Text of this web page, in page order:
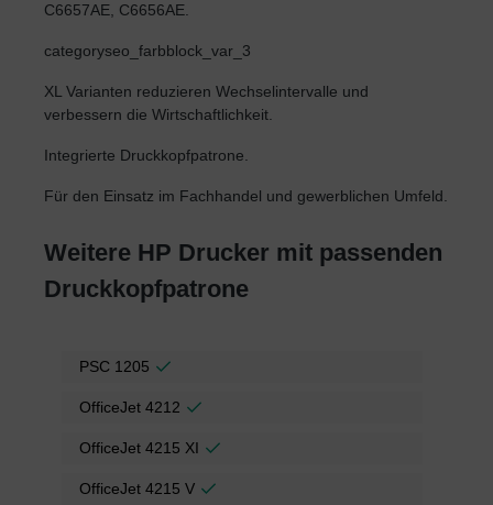
C6657AE, C6656AE.
categoryseo_farbblock_var_3
XL Varianten reduzieren Wechselintervalle und
verbessern die Wirtschaftlichkeit.
Integrierte Druckkopfpatrone.
Für den Einsatz im Fachhandel und gewerblichen Umfeld.
Weitere HP Drucker mit passenden
Druckkopfpatrone
PSC 1205
OfficeJet 4212
OfficeJet 4215 XI
OfficeJet 4215 V